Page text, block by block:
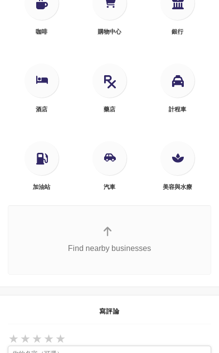
咖啡 購物中心 銀行
酒店 藥店 計程車
加油站 汽車 美容與水療
Find nearby businesses
寫評論
★
★
★
★
★